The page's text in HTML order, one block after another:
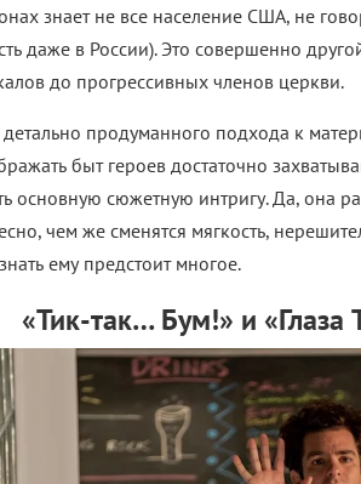
знает не все население США, не
даже в России). Это совершенно
до прогрессивных членов церкви.
продуманного подхода к
быт героев достаточно
основную сюжетную интригу. Да, она
чем же сменятся мягкость,
ему предстоит многое.
«Тик-так… Бум!» и